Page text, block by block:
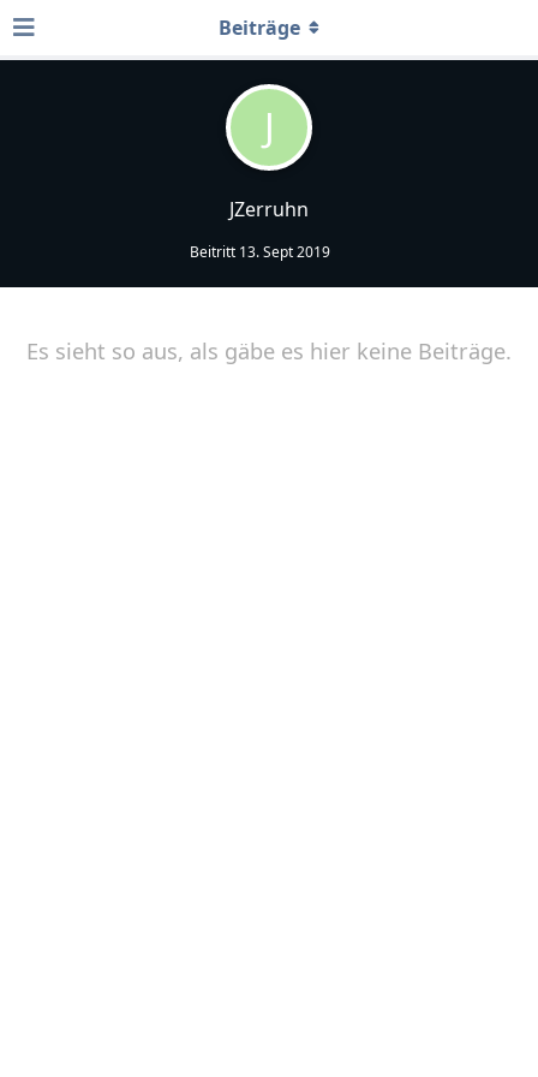
J
JZerruhn
Beitritt 13. Sept 2019
Beiträge
Es sieht so aus, als gäbe es hier keine Beiträge.